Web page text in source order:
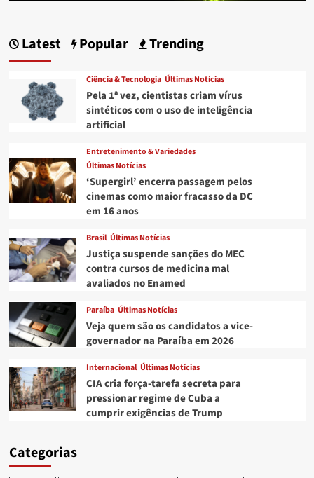
Latest Popular Trending
Ciência & Tecnologia Últimas Notícias
Pela 1ª vez, cientistas criam vírus
sintéticos com o uso de inteligência
artificial
Entretenimento & Variedades
Últimas Notícias
‘Supergirl’ encerra passagem pelos
cinemas como maior fracasso da DC
em 16 anos
Brasil Últimas Notícias
Justiça suspende sanções do MEC
contra cursos de medicina mal
avaliados no Enamed
Paraíba Últimas Notícias
Veja quem são os candidatos a vice-
governador na Paraíba em 2026
Internacional Últimas Notícias
CIA cria força-tarefa secreta para
pressionar regime de Cuba a
cumprir exigências de Trump
Categorias